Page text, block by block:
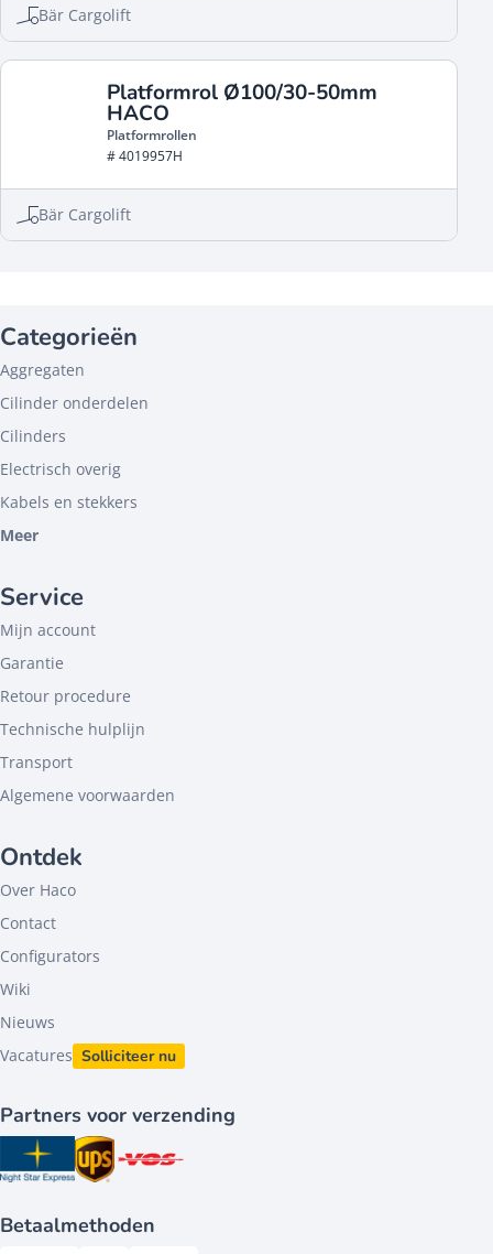
Bär Cargolift
Platformrol Ø100/30-50mm
HACO
Platformrollen
# 4019957H
Bär Cargolift
Categorieën
Aggregaten
Cilinder onderdelen
Cilinders
Electrisch overig
Kabels en stekkers
Meer
Service
Mijn account
Garantie
Retour procedure
Technische hulplijn
Transport
Algemene voorwaarden
Ontdek
Over Haco
Contact
Configurators
Wiki
Nieuws
Vacatures Solliciteer nu
Partners voor verzending
Betaalmethoden